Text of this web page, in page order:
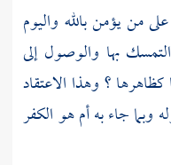
من يؤمن بالله واليوم
بها والوصول إلى
؟ وهذا الاعتقاد
وبما جاء به أم هو الكفر